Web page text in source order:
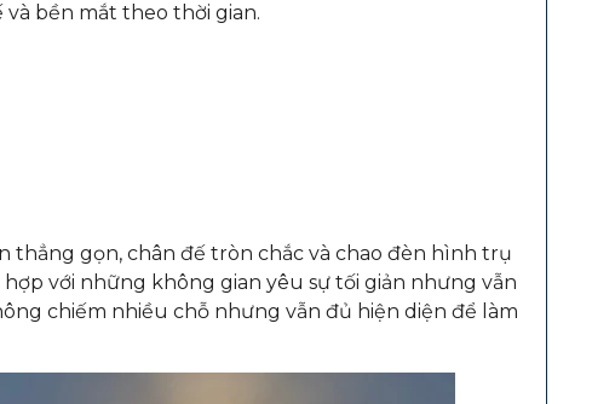
bền mắt theo thời gian.
thẳng gọn, chân đế tròn chắc và chao đèn hình trụ
với những không gian yêu sự tối giản nhưng vẫn
chiếm nhiều chỗ nhưng vẫn đủ hiện diện để làm